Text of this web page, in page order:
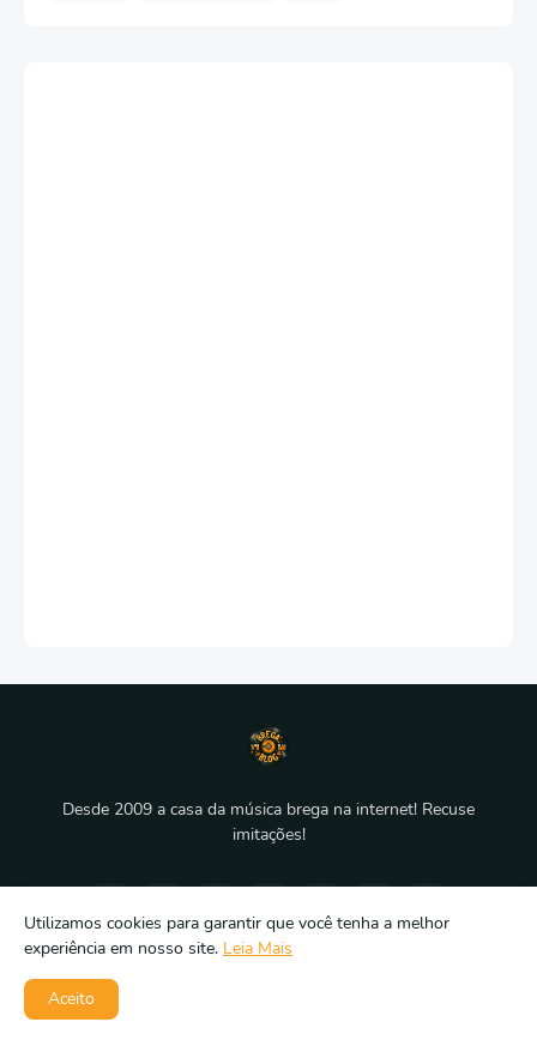
Desde 2009 a casa da música brega na internet! Recuse
imitações!
Utilizamos cookies para garantir que você tenha a melhor
experiência em nosso site. Leia Mais
Aceito